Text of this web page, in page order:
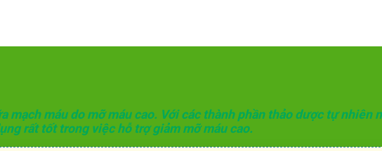
máu do mỡ máu cao. Với các thành phần thảo dược tự nhiên
rất tốt trong việc hỗ trợ giảm mỡ máu cao.